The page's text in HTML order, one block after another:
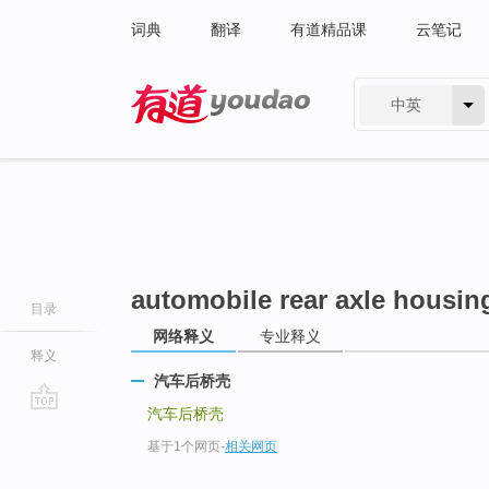
词典 翻译 有道精品课 云笔记
中英
目录
释义
automobile rear axle
网络释义 专业释义
汽车后桥壳
汽车后桥壳
基于1个网页-相关网页